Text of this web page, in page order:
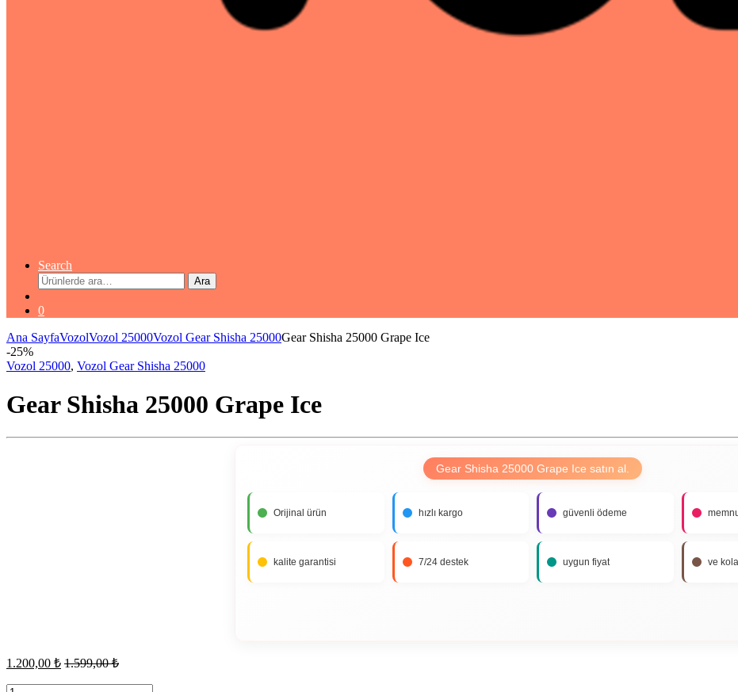
Search
Ara:
Ara
0
Ana SayfaVozolVozol 25000Vozol Gear Shisha 25000Gear Shisha 25000 Grape Ice
-25%
Vozol 25000, Vozol Gear Shisha 25000
Gear Shisha 25000 Grape Ice
Gear Shisha 25000 Grape Ice satın al.
Orijinal ürün hızlı kargo güvenli ödeme
kalite garantisi 7/24 destek uygun fiyat ve
1.200,00 ₺ 1.599,00₺